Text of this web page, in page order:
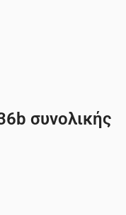
συνολικής